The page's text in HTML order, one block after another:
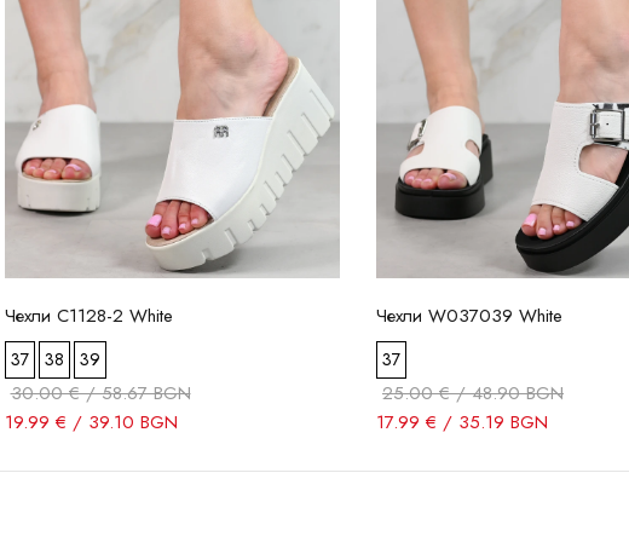
Чехли C1128-2 White
37 38 39
30.00 € / 58.67 BGN
19.99 € / 39.10 BGN
Чехли W037039 White
37
25.00 € / 48.90 BGN
17.99 € / 35.19 BGN